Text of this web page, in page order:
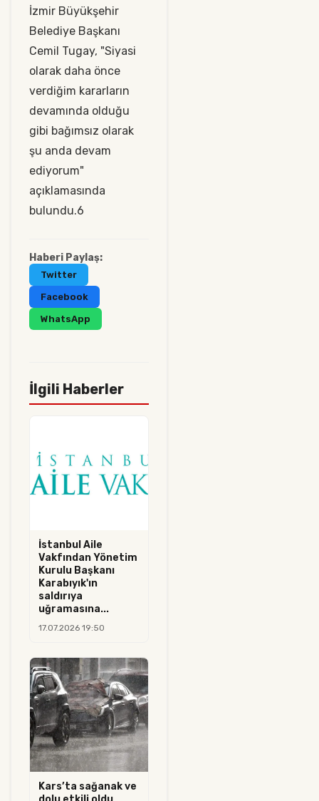
İzmir Büyükşehir
Belediye Başkanı
Cemil Tugay, "Siyasi
olarak daha önce
verdiğim kararların
devamında olduğu
gibi bağımsız olarak
şu anda devam
ediyorum"
açıklamasında
bulundu.6
Haberi Paylaş:
Twitter
Facebook
WhatsApp
İlgili Haberler
İstanbul Aile
Vakfından Yönetim
Kurulu Başkanı
Karabıyık'ın
saldırıya
uğramasına...
17.07.2026 19:50
Kars’ta sağanak ve